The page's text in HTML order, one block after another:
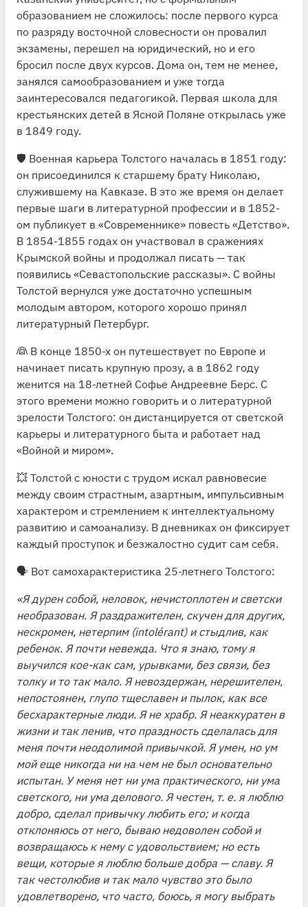
образованием не сложилось: после первого курса
по разряду восточной словесности он провалил
экзамены, перешел на юридический, но и его
бросил после двух курсов. Дома он, тем не менее,
занялся самообразованием и уже тогда
заинтересовался педагогикой. Первая школа для
крестьянских детей в Ясной Поляне открылась уже
в 1849 году.
🛡 Военная карьера Толстого началась в 1851 году:
он присоединился к старшему брату Николаю,
служившему на Кавказе. В это же время он делает
первые шаги в литературной профессии и в 1852-
ом публикует в «Современнике» повесть «Детство».
В 1854-1855 годах он участвовал в сражениях
Крымской войны и продолжал писать — так
появились «Севастопольские рассказы». С войны
Толстой вернулся уже достаточно успешным
молодым автором, которого хорошо принял
литературный Петербург.
👰 В конце 1850-х он путешествует по Европе и
начинает писать крупную прозу, а в 1862 году
женится на 18-летней Софье Андреевне Берс. С
этого времени можно говорить и о литературной
зрелости Толстого: он дистанцируется от светской
карьеры и литературного быта и работает над
«Войной и миром».
💥 Толстой с юности с трудом искал равновесие
между своим страстным, азартным, импульсивным
характером и стремлением к интеллектуальному
развитию и самоанализу. В дневниках он фиксирует
каждый проступок и безжалостно судит сам себя.
🗣 Вот самохарактеристика 25-летнего Толстого:
«Я дурен собой, неловок, нечистоплотен и светски
необразован. Я раздражителен, скучен для других,
нескромен, нетерпим (intolérant) и стыдлив, как
ребенок. Я почти невежда. Что я знаю, тому я
выучился кое-как сам, урывками, без связи, без
толку и то так мало. Я невоздержан, нерешителен,
непостоянен, глупо тщеславен и пылок, как все
бесхарактерные люди. Я не храбр. Я неаккуратен в
жизни и так ленив, что праздность сделалась для
меня почти неодолимой привычкой. Я умен, но ум
мой еще никогда ни на чем не был основательно
испытан. У меня нет ни ума практического, ни ума
светского, ни ума делового. Я честен, т. е. я люблю
добро, сделал привычку любить его; и когда
отклоняюсь от него, бываю недоволен собой и
возвращаюсь к нему с удовольствием; но есть
вещи, которые я люблю больше добра — славу. Я
так честолюбив и так мало чувство это было
удовлетворено, что часто, боюсь, я могу выбрать